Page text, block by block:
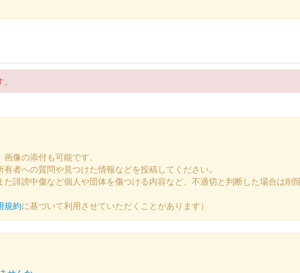
版
滋賀県・近江の城のブースにて販売された御城印。文字は犬上郡多賀の書
滋賀県・近江の城のブースにて販売された御城印。文字は犬上郡多賀の書
賀・びわ湖 2024 秋限定版
像の添付も可能です。
者への質問や見つけた情報などを投稿してください。
誹謗中傷など個人や団体を傷つける内容など、不適切と判断した場合は削
規約に基づいて利用させていただくことがあります）